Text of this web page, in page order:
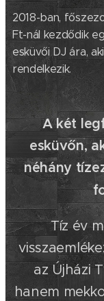
2018-ban,
Ft-nál kezdődik
esküvői DJ ára,
rendelkezik.
A két
esküvőn,
néhány
Tíz év
az Újházi
hanem